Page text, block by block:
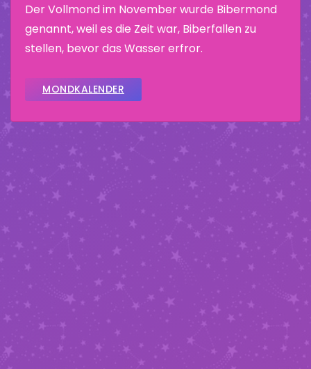
Der Vollmond im November wurde Bibermond
genannt, weil es die Zeit war, Biberfallen zu
stellen, bevor das Wasser erfror.
MONDKALENDER